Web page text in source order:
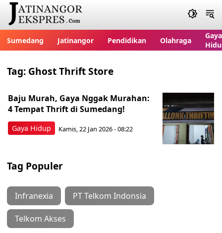
Sumedang Jatinangor Pendidikan Olahraga
Gaya
Tag: Ghost Thrift Store
Gaya Hidup
Baju Murah, Gaya Nggak Murahan:
4 Tempat Thrift di Sumedang!
Kamis, 22 Jan 2026 - 08:22
Tag Populer
Infranexia PT Telkom Indonsia
Telkom Akses